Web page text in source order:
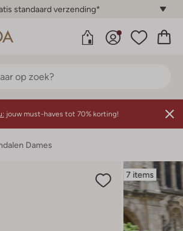
standaard verzending*
jouw must-haves tot 70% korting!
Dames
7 items